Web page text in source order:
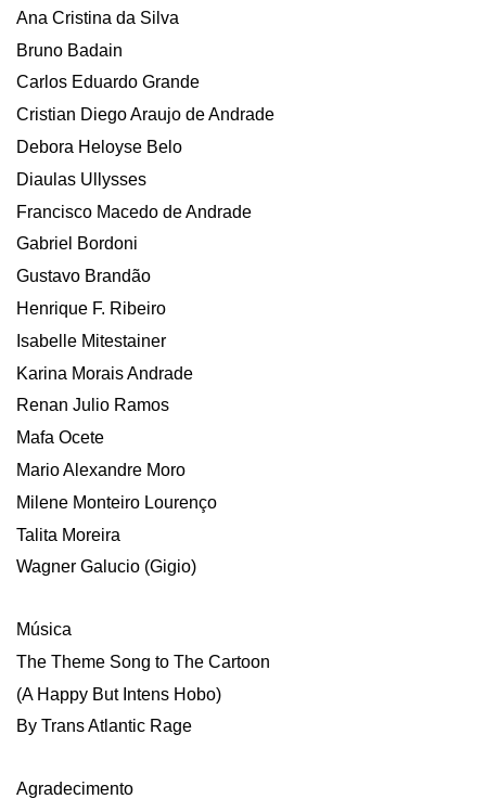
Ana Cristina da Silva
Bruno Badain
Carlos Eduardo Grande
Cristian Diego Araujo de Andrade
Debora Heloyse Belo
Diaulas Ullysses
Francisco Macedo de Andrade
Gabriel Bordoni
Gustavo Brandão
Henrique F. Ribeiro
Isabelle Mitestainer
Karina Morais Andrade
Renan Julio Ramos
Mafa Ocete
Mario Alexandre Moro
Milene Monteiro Lourenço
Talita Moreira
Wagner Galucio (Gigio)
Música
The Theme Song to The Cartoon
(A Happy But Intens Hobo)
By Trans Atlantic Rage
Agradecimento